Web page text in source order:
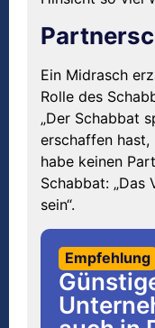
Ein Midrasch
Rolle des
„Der Schabbat
erschaffen hast,
habe keinen
Schabbat: „Das
sein“.
Empfehlung